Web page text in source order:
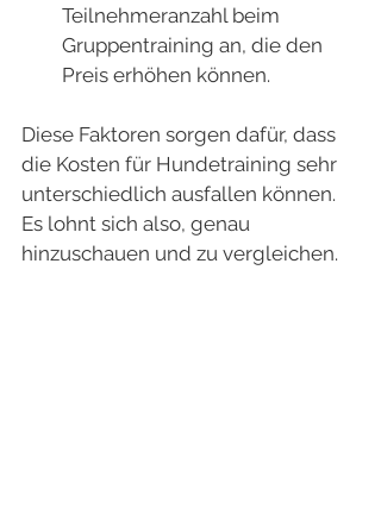
Teilnehmeranzahl beim
Gruppentraining an, die den
Preis erhöhen können.
Diese Faktoren sorgen dafür, dass
die Kosten für Hundetraining sehr
unterschiedlich ausfallen können.
Es lohnt sich also, genau
hinzuschauen und zu vergleichen.